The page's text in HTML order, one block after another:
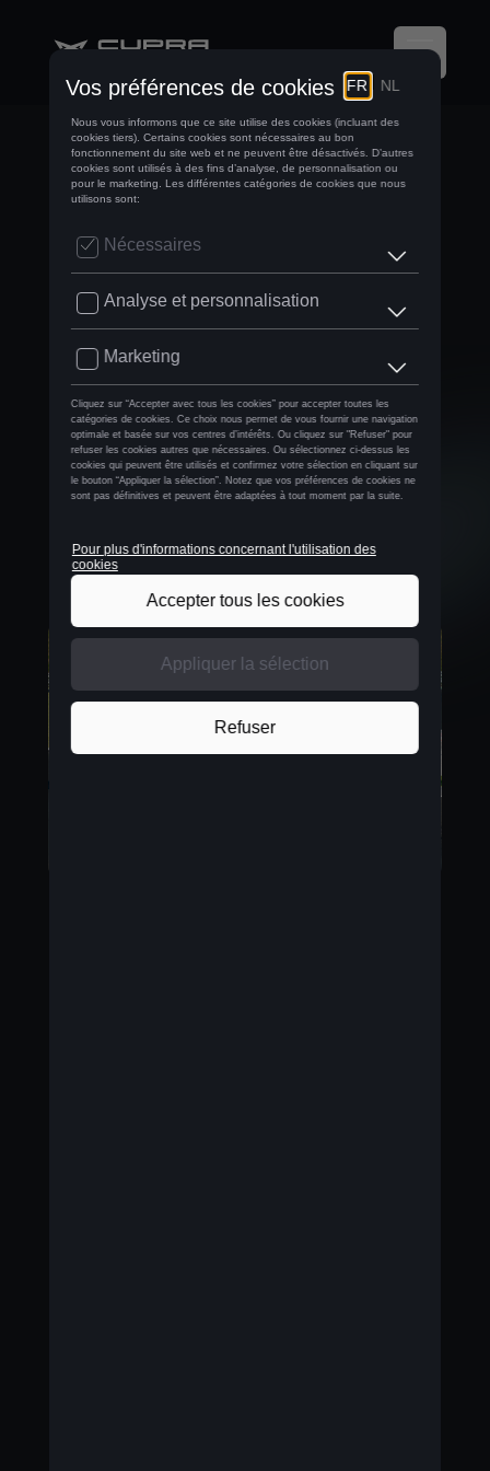
EN HONGRIE,
MIKEL AZCONA
DEVIENT LE « ROI
DU WEEK-END »
EN PURE ETCR
TANDIS QUE
MATTIAS EKSTRÖM
CREUSE SON
AVANCE AU
CHAMPIONNAT